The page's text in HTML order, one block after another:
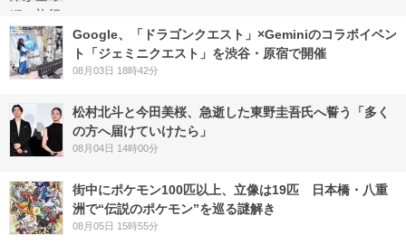
Google、「ドラゴンクエスト」×Geminiのコラボイベン
ト「ジェミニクエスト」を渋谷・原宿で開催
08月03日 18時42分
松村北斗と今田美桜、急逝した東野圭吾氏へ誓う「多く
の方へ届けていけたら」
08月04日 14時00分
街中にポケモン100匹以上、立像は19匹 日本橋・八重
洲で“伝説のポケモン”を巡る謎解き
08月05日 15時55分